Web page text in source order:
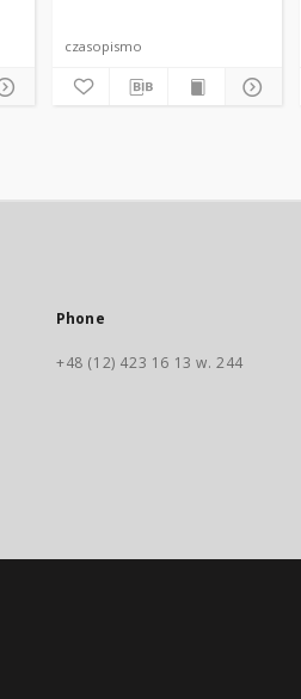
czasopismo
Phone
+48 (12) 423 16 13 w. 244